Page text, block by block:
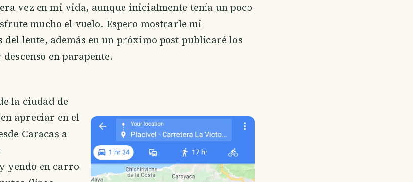
vez en mi vida, aunque inicialmente tenía un poco
mucho el vuelo. Espero mostrarle mi
del lente, además en un próximo post publicaré los
en parapente.
la ciudad de
apreciar en el
Caracas a
yendo en carro